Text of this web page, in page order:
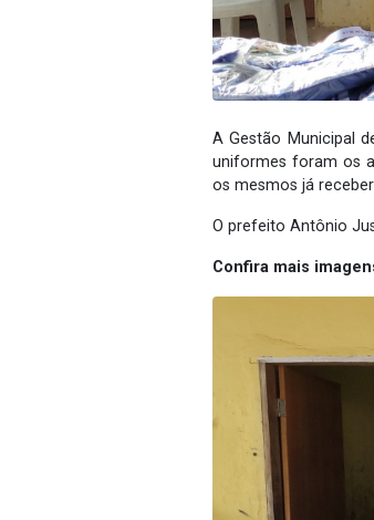
A Gestão Municipal
uniformes foram os
os mesmos já
O prefeito Antônio
Confira mais